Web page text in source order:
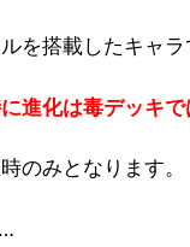
を搭載したキャラ
進化は毒デッキ
のみとなります。